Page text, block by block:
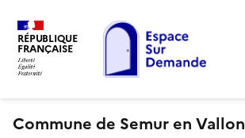
RÉPUBLIQUE
FRANÇAISE
Commune de Semur en Vallon